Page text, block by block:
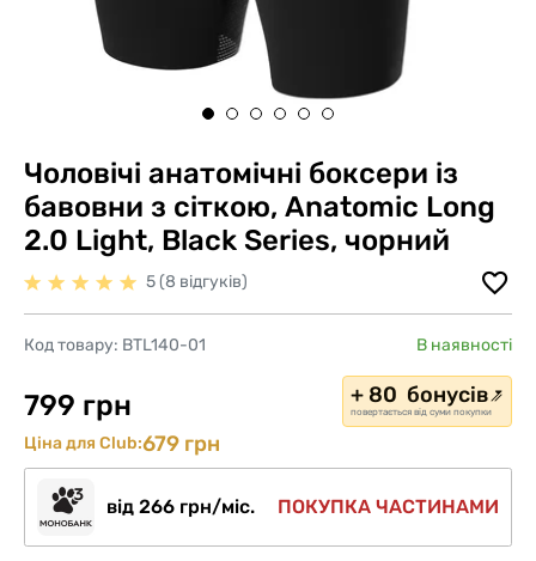
Чоловічі анатомічні боксери із
бавовни з сіткою, Anatomic Long
2.0 Light, Black Series, чорний
5 (8 відгуків)
Код товару: BTL140-01 В наявності
799 грн + 80 бонусів
повертається від суми покупки
Ціна для Club:679 грн
від 266 грн/міс. ПОКУПКА ЧАСТИНАМИ